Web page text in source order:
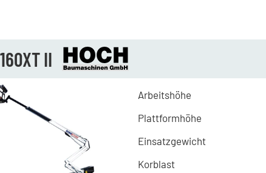
II
Arbeitshöhe
Plattformhöhe
Einsatzgewicht
Korblast